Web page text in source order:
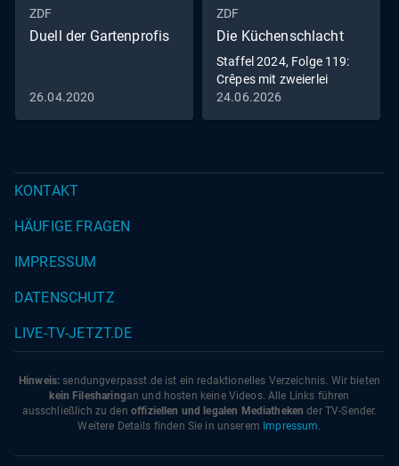
ZDF
Duell der Gartenprofis
26.04.2020
ZDF
Die Küchenschlacht
Staffel 2024, Folge 119:
Crêpes mit zweierlei
Füllung vs. Zitrus-
24.06.2026
KONTAKT
HÄUFIGE FRAGEN
IMPRESSUM
DATENSCHUTZ
LIVE-TV-JETZT.DE
Hinweis: sendungverpasst.de ist ein redaktionelles Verzeichnis. Wir bieten
kein Filesharingan und hosten keine Videos. Alle Links führen
ausschließlich zu den offiziellen und legalen Mediatheken der TV-Sender.
Weitere Details finden Sie in unserem Impressum.